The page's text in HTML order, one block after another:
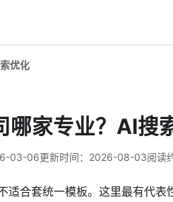
优化
哪家专业？AI搜
03-06更新时间： 2026-08-03阅读
适合套统一模板。这里最有代